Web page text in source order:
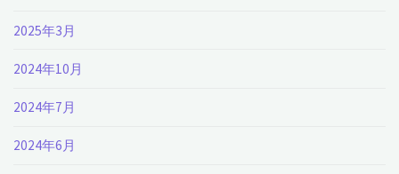
2025年3月
2024年10月
2024年7月
2024年6月